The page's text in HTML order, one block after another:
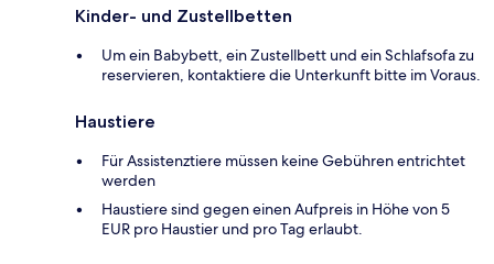
Kinder- und Zustellbetten
Um ein Babybett, ein Zustellbett und ein Schlafsofa zu
reservieren, kontaktiere die Unterkunft bitte im Voraus.
Haustiere
Für Assistenztiere müssen keine Gebühren entrichtet
werden
Haustiere sind gegen einen Aufpreis in Höhe von 5
EUR pro Haustier und pro Tag erlaubt.